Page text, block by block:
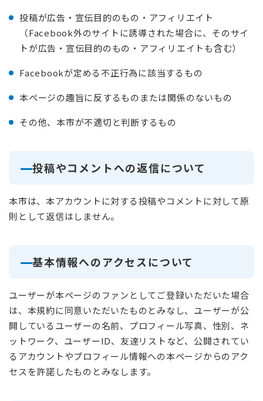
投稿が広告・宣伝目的のもの・アフィリエイト
（Facebook外のサイトに誘導された場合に、そのサイ
トが広告・宣伝目的のもの・アフィリエイトも含む）
Facebookが定める不正行為に該当するもの
本ページの趣旨に反するものまたは関係のないもの
その他、本市が不適切と判断するもの
投稿やコメントへの返信について
本市は、本アカウントに対する投稿やコメントに対して原
則として返信はしません。
基本情報へのアクセスについて
ユーザーが本ページのファンとしてご登録いただいた場合
は、本規約に同意いただいたものとみなし、ユーザーが公
開しているユーザーの名前、プロフィール写真、性別、ネ
ットワーク、ユーザーID、友達リストなど、公開されてい
るアカウントやプロフィール情報への本ページからのアク
セスを許諾したものとみなします。